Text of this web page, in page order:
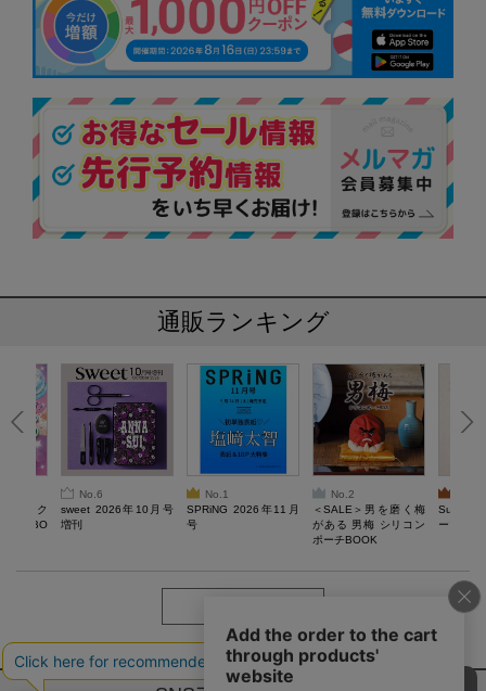
通販ランキング
るスク
ぷにBO
No.6
sweet 2026年10月号
増刊
No.1
SPRiNG 2026年11月
号
No.2
＜SALE＞男を磨く梅
がある 男梅 シリコン
ポーチBOOK
ーツチャ